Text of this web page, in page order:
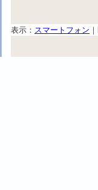
表示： スマートフォン ｜